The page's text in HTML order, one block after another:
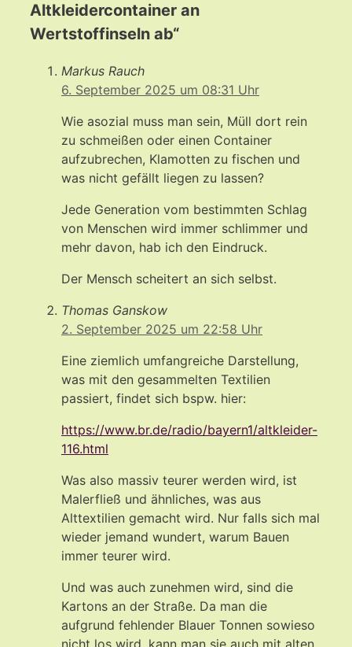
Altkleidercontainer an
Wertstoffinseln ab“
Markus Rauch
6. September 2025 um 08:31 Uhr
Wie asozial muss man sein, Müll dort rein
zu schmeißen oder einen Container
aufzubrechen, Klamotten zu fischen und
was nicht gefällt liegen zu lassen?
Jede Generation vom bestimmten Schlag
von Menschen wird immer schlimmer und
mehr davon, hab ich den Eindruck.
Der Mensch scheitert an sich selbst.
Thomas Ganskow
2. September 2025 um 22:58 Uhr
Eine ziemlich umfangreiche Darstellung,
was mit den gesammelten Textilien
passiert, findet sich bspw. hier:
https://www.br.de/radio/bayern1/altkleider-
116.html
Was also massiv teurer werden wird, ist
Malerfließ und ähnliches, was aus
Alttextilien gemacht wird. Nur falls sich mal
wieder jemand wundert, warum Bauen
immer teurer wird.
Und was auch zunehmen wird, sind die
Kartons an der Straße. Da man die
aufgrund fehlender Blauer Tonnen sowieso